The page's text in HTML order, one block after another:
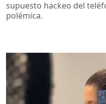
supuesto hackeo del
polémica.